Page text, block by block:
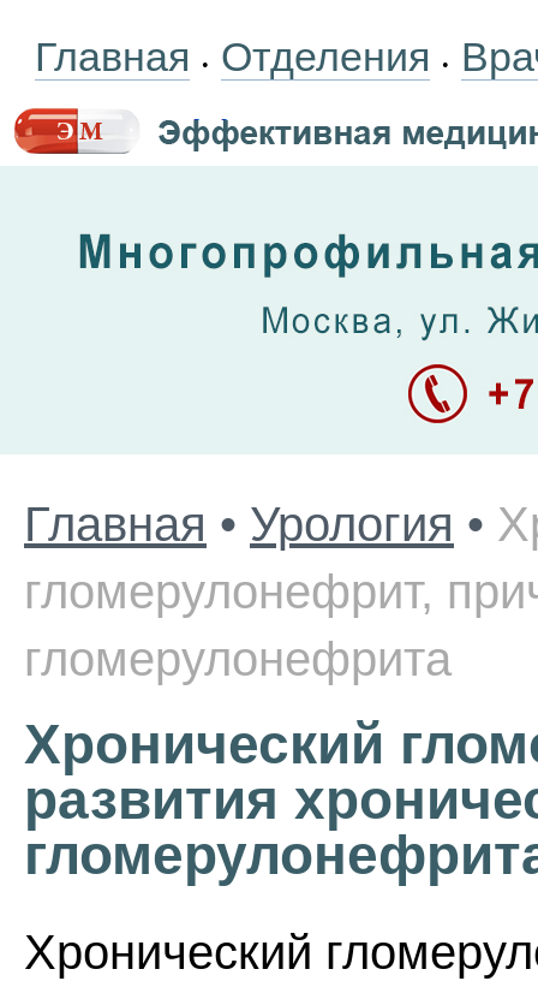
Главная • Отделения •
Главная • Урология •
гломерулонефрит,
гломерулонефрита
Хронический
развития
Хронический